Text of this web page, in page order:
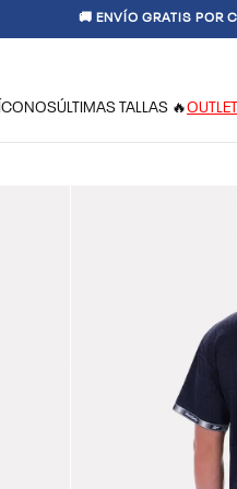
🚚 ENVÍO GRATIS POR
ÍCONOSÚLTIMAS TALLAS 🔥OUTLET